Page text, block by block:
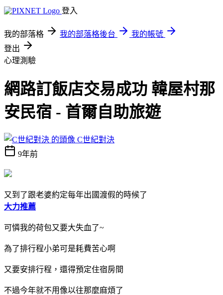
登入
我的部落格 我的部落格後台
我的帳號
登出
心理測驗
網路訂飯店交易成功 韓屋村那
安民宿 - 首爾自助旅遊
C世紀對決
9年前
又到了跟老婆約定每年出國渡假的時候了
大力推薦
可憐我的荷包又要大失血了~
為了排行程小弟可是耗費苦心啊
又要安排行程，還得預定住宿房間
不過今年就不用像以往那麼麻煩了